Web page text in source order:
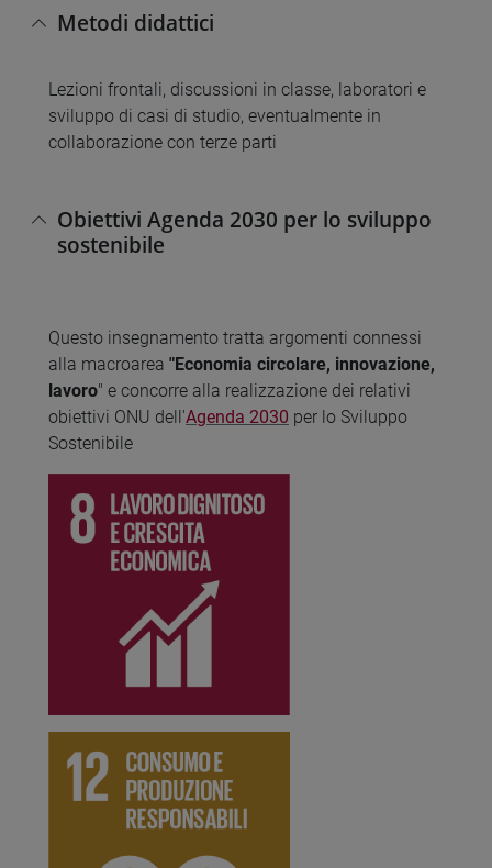
Metodi didattici
Lezioni frontali, discussioni in classe, laboratori e
sviluppo di casi di studio, eventualmente in
collaborazione con terze parti
Obiettivi Agenda 2030 per lo sviluppo
sostenibile
Questo insegnamento tratta argomenti connessi
alla macroarea "Economia circolare, innovazione,
lavoro" e concorre alla realizzazione dei relativi
obiettivi ONU dell'Agenda 2030 per lo Sviluppo
Sostenibile